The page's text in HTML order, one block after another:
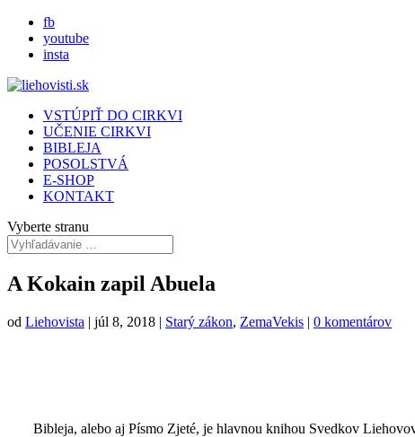
fb
youtube
insta
VSTÚPIŤ DO CIRKVI
UČENIE CIRKVI
BIBLEJA
POSOLSTVÁ
E-SHOP
KONTAKT
Vyberte stranu
A Kokain zapil Abuela
od Liehovista | júl 8, 2018 | Starý zákon, ZemaVekis | 0 komentárov
Bibleja, alebo aj Písmo Zjeté, je hlavnou knihou Svedkov